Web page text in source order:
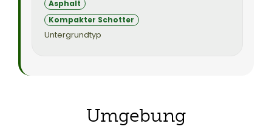
Asphalt
Kompakter Schotter
Untergrundtyp
Umgebung